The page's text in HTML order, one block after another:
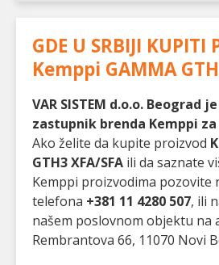
GDE U SRBIJI KUPITI
Kemppi GAMMA
VAR SISTEM d.o.o. Beograd
zastupnik brenda Kemppi
Ako želite da kupite proizvod
GTH3 XFA/SFA ili da saznate
Kemppi proizvodima pozovite
telefona +381 11 4280 507, ili
našem poslovnom objektu na
Rembrantova 66, 11070 Novi